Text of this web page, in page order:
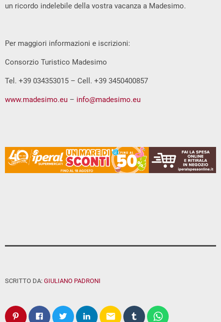
un ricordo indelebile della vostra vacanza a Madesimo.
Per maggiori informazioni e iscrizioni:
Consorzio Turistico Madesimo
Tel. +39 034353015 – Cell. +39 3450400857
www.madesimo.eu – info@madesimo.eu
SCRITTO DA: GIULIANO PADRONI
email